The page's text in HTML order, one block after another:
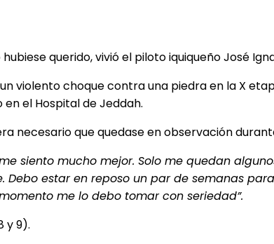
querido, vivió el piloto iquiqueño José
violento choque contra una piedra en la X
el Hospital de Jeddah.
necesario que quedase en observación
siento mucho mejor. Solo me quedan
estar en reposo un par de semanas
me lo debo tomar con seriedad”.
y 9).